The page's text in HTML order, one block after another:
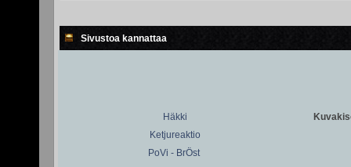
Sivustoa kannattaa
Häkki
Ketjureaktio
PoVi - BrÖst